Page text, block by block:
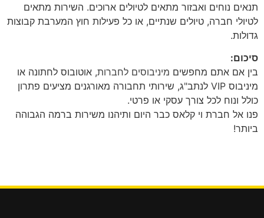
תנאים נוחים ואבזור מתאים לטיולים ארוכים. השירות מתאים
לטיולי חברה, טיולים שנתיים, או כל פעילות חוץ המערבת קבוצות
גדולות.
סיכום:
בין אם אתם מחפשים מיניבוסים לחברות, אוטובוס לחתונה או
מיניבוס VIP לנתב"ג, שירותי תחבורה מאורגנים מציעים פתרון
כולל ונוח לכל צורך עסקי או פרטי.
פנו אל חברת וי קלאס כבר היום ותיהנו משירות ברמה הגבוהה
ביותר!